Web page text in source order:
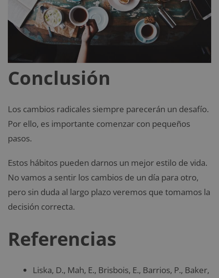
Conclusión
Los cambios radicales siempre parecerán un desafío.
Por ello, es importante comenzar con pequeños
pasos.
Estos hábitos pueden darnos un mejor estilo de vida.
No vamos a sentir los cambios de un día para otro,
pero sin duda al largo plazo veremos que tomamos la
decisión correcta.
Referencias
Liska, D., Mah, E., Brisbois, E., Barrios, P., Baker,